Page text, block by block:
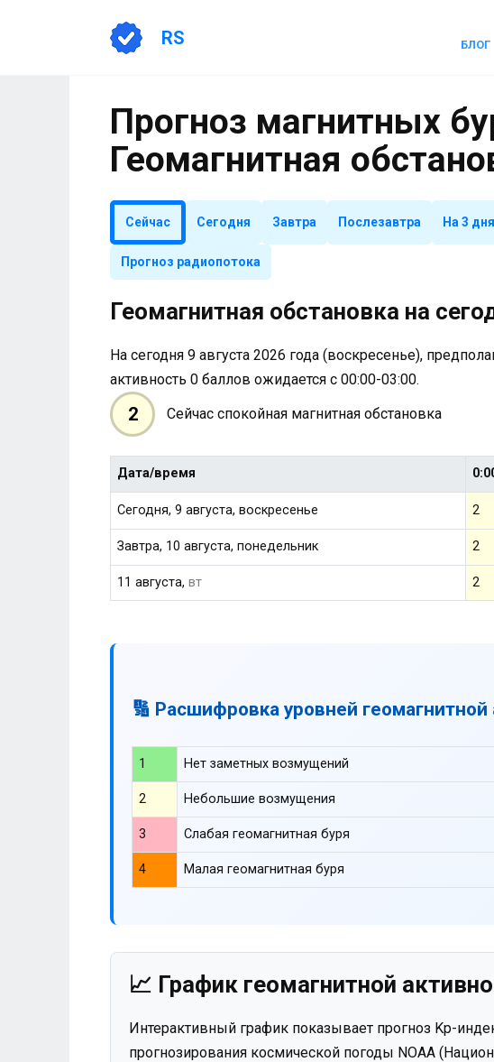
RS БЛОГ
Прогноз магнитных
Геомагнитная
Сейчас Сегодня Завтра Послезавтра На 3
Прогноз радиопотока
Геомагнитная обстановка на
На сегодня 9 августа 2026 года (воскресенье),
активность 0 баллов ожидается с 00:00-03:00.
2 Сейчас спокойная магнитная обстановка
Дата/время
Сегодня, 9 августа, воскресенье 2
Завтра, 10 августа, понедельник 2
11 августа,вт 2
🔢 Расшифровка уровней геомагнитной
1 Нет заметных возмущений
2 Небольшие возмущения
3 Слабая геомагнитная буря
4 Малая геомагнитная буря
📈 График геомагнитной
Интерактивный график показывает прогноз Kp-
прогнозирования космической погоды NOAA